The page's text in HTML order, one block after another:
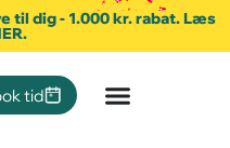
til dig - 1.000 kr. rabat. Læs
tid